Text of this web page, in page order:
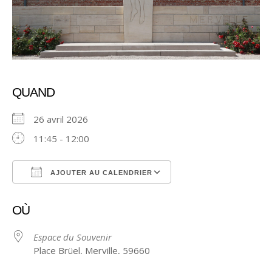
QUAND
26 avril 2026
11:45 - 12:00
AJOUTER AU CALENDRIER
OÙ
Espace du Souvenir
Place Brüel, Merville, 59660